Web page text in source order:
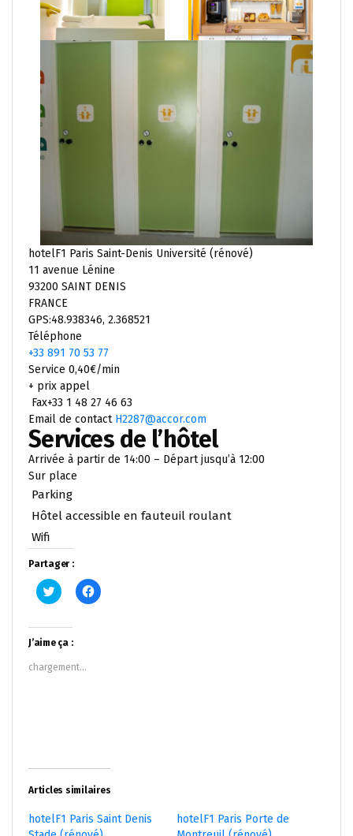
hotelF1 Paris Saint-Denis Université (rénové)
11 avenue Lénine
93200 SAINT DENIS
FRANCE
GPS:48.938346, 2.368521
Téléphone
+33 891 70 53 77
Service 0,40€/min
+ prix appel
Fax+33 1 48 27 46 63
Email de contact H2287@accor.com
Services de l’hôtel
Arrivée à partir de 14:00 – Départ jusqu’à 12:00
Sur place
Parking
Hôtel accessible en fauteuil roulant
Wifi
Partager :
Cliquez
pour
Twitter(ouvre
dans
une
nouvelle
fenêtre)
Cliquez
pour
J’aime ça :
chargement…
Articles similaires
hotelF1 Paris Saint Denis
hotelF1 Paris Porte de